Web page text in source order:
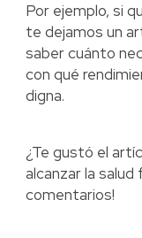
Por ejemplo, si
te dejamos un
saber cuánto
con qué
digna.
¿Te gustó el
alcanzar la salud
comentarios!